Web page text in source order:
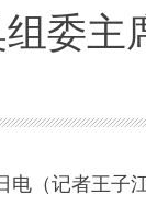
委主
（记者王子江